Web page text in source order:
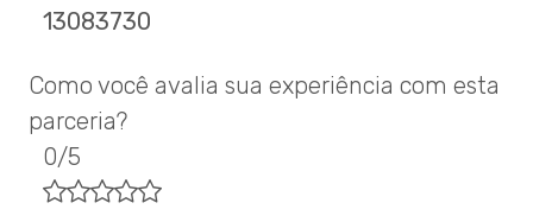
13083730
Como você avalia sua experiência com esta
parceria?
0/5